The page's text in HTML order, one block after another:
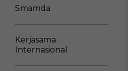
Smamda
Kerjasama
Internasional